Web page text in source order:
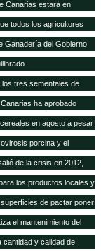
Canarias estará en
todos los agricultores
el POSEI
Ganadería del Gobierno
tres sementales de
ha aprobado
a la agricultura y
en agosto a pesar
porcina y el
de la crisis en 2012,
los productos locales y
de pactar poner
el mantenimiento del
en tres años
cantidad y calidad de